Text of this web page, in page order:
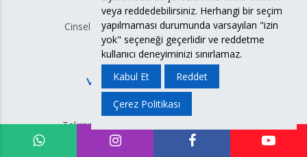
Lazerle Genital Siğil Tedavisi
Cinsel Yolla Bulaşan Hastalıklar Nelerdir?
HPV Aşıları Nelerdir?
VAJİNAL ENFEKSİYONLAR
Vajinal Akıntı
Tekrarlayan Vajinal Mantar Enfeksiyonları
Kronik Vajinit Tedavisi
veya reddedebilirsiniz. Herhangi bir seçim
yapılmaması durumunda varsayılan "izin
yok" seçeneği geçerlidir ve reddetme
kullanıcı deneyiminizi sınırlamaz.
Kabul Et
Reddet
Çerez Politikası